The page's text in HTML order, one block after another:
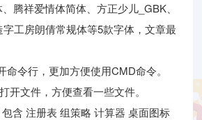
腾祥爱情体简体、方正少儿_GBK、
工房朗倩常规体等5款字体，文章最
命令行，更加方便使用CMD命令。
开文件，方便查看一些文件。
含 注册表 组策略 计算器 桌面图标